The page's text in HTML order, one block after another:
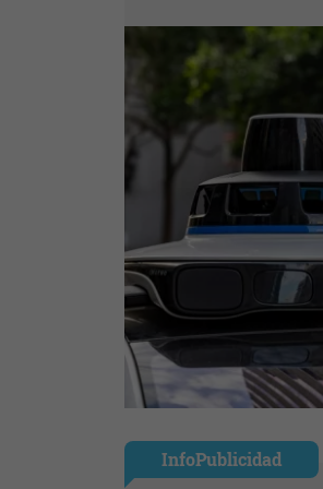
InfoPublicidad